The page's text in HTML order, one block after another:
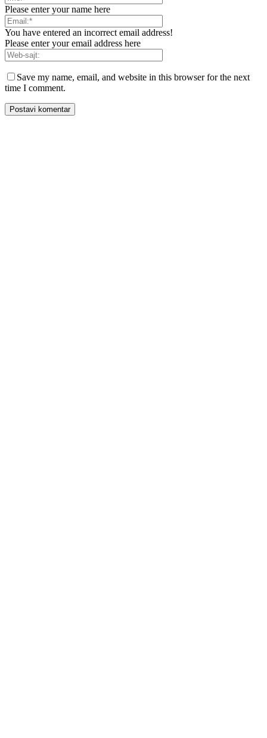
Please enter your name here
You have entered an incorrect email address!
Please enter your email address here
Save my name, email, and website in this browser for the next
time I comment.